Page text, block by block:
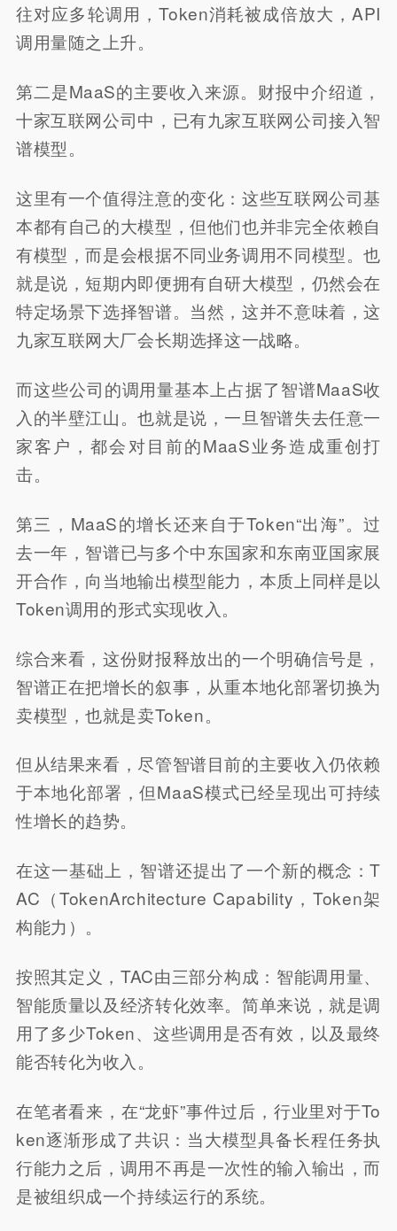
往对应多轮调用，Token消耗被成倍放大，API
调用量随之上升。
第二是MaaS的主要收入来源。财报中介绍道，
十家互联网公司中，已有九家互联网公司接入智
谱模型。
这里有一个值得注意的变化：这些互联网公司基
本都有自己的大模型，但他们也并非完全依赖自
有模型，而是会根据不同业务调用不同模型。也
就是说，短期内即便拥有自研大模型，仍然会在
特定场景下选择智谱。当然，这并不意味着，这
九家互联网大厂会长期选择这一战略。
而这些公司的调用量基本上占据了智谱MaaS收
入的半壁江山。也就是说，一旦智谱失去任意一
家客户，都会对目前的MaaS业务造成重创打
击。
第三，MaaS的增长还来自于Token“出海”。过
去一年，智谱已与多个中东国家和东南亚国家展
开合作，向当地输出模型能力，本质上同样是以
Token调用的形式实现收入。
综合来看，这份财报释放出的一个明确信号是，
智谱正在把增长的叙事，从重本地化部署切换为
卖模型，也就是卖Token。
但从结果来看，尽管智谱目前的主要收入仍依赖
于本地化部署，但MaaS模式已经呈现出可持续
性增长的趋势。
在这一基础上，智谱还提出了一个新的概念：T
AC（TokenArchitecture Capability，Token架
构能力）。
按照其定义，TAC由三部分构成：智能调用量、
智能质量以及经济转化效率。简单来说，就是调
用了多少Token、这些调用是否有效，以及最终
能否转化为收入。
在笔者看来，在“龙虾”事件过后，行业里对于To
ken逐渐形成了共识：当大模型具备长程任务执
行能力之后，调用不再是一次性的输入输出，而
是被组织成一个持续运行的系统。